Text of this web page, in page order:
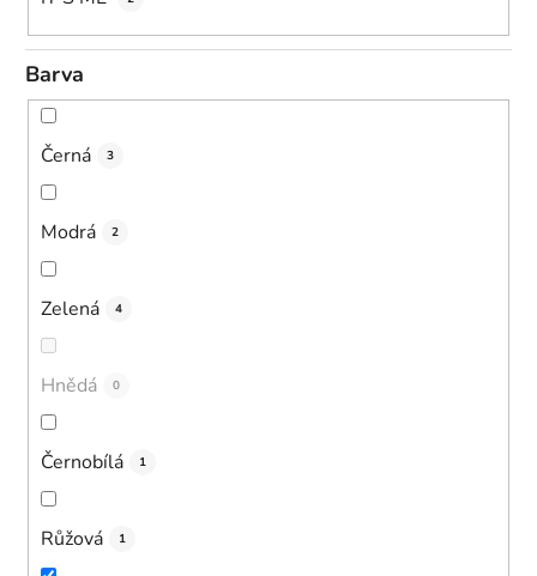
Barva
Černá 3
Modrá 2
Zelená 4
Hnědá 0
Černobílá 1
Růžová 1